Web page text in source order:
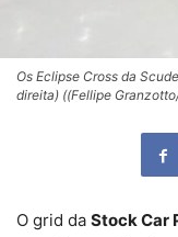
Os Eclipse Cross da
direita) ((Fellipe
O grid da Stock Car